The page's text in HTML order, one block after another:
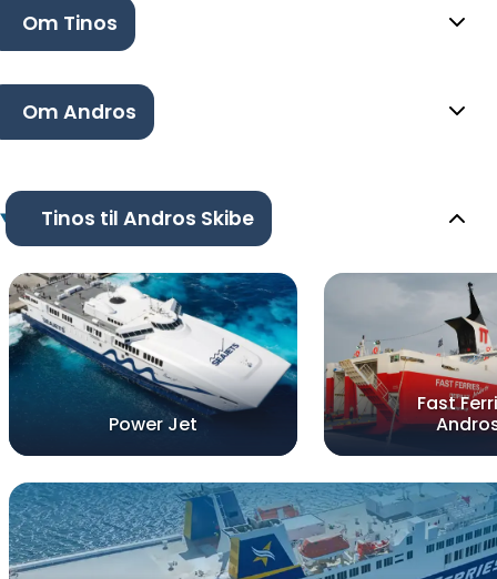
Om Tinos
Om Andros
Tinos til Andros Skibe
Power Jet
Fast